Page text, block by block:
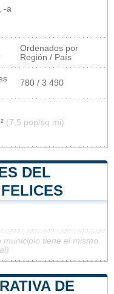
-a
Ordenados por
Región / País
780 / 3 490
(7,5 pop/sq mi)
DEL
municipio tiene el mismo
DE